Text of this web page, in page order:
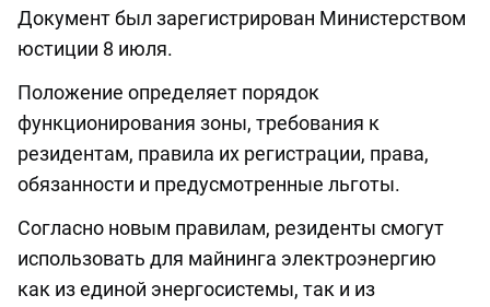
Документ был зарегистрирован Министерством
юстиции 8 июля.
Положение определяет порядок
функционирования зоны, требования к
резидентам, правила их регистрации, права,
обязанности и предусмотренные льготы.
Согласно новым правилам, резиденты смогут
использовать для майнинга электроэнергию
как из единой энергосистемы, так и из